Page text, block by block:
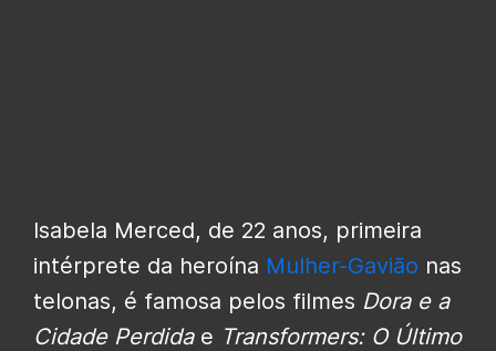
Isabela Merced, de 22 anos, primeira
intérprete da heroína Mulher-Gavião nas
telonas, é famosa pelos filmes Dora e a
Cidade Perdidae Transformers: O Último